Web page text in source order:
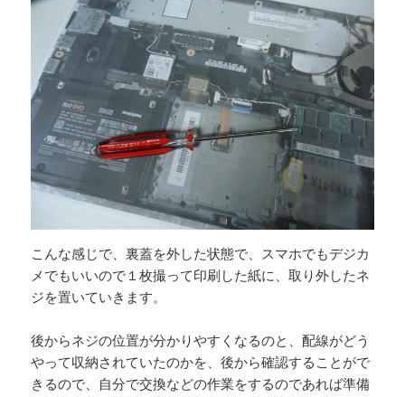
こんな感じで、裏蓋を外した状態で、スマホでもデジカ
メでもいいので１枚撮って印刷した紙に、取り外したネ
ジを置いていきます。
後からネジの位置が分かりやすくなるのと、配線がどう
やって収納されていたのかを、後から確認することがで
きるので、自分で交換などの作業をするのであれば準備